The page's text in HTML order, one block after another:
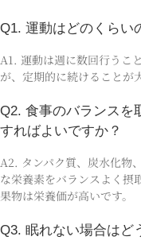
Q1. 運動はどのくらい
A1. 運動は週に数回行うこ
が、定期的に続けることが
Q2. 食事のバランスを
すればよいですか？
A2. タンパク質、炭水化物
な栄養素をバランスよく摂
果物は栄養価が高いです。
Q3. 眠れない場合はど